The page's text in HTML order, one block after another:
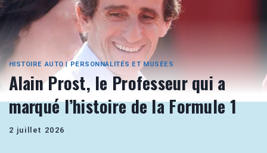
HISTOIRE AUTO | PERSONNALITÉS ET MUSÉES
Alain Prost, le Professeur qui a
marqué l’histoire de la Formule 1
2 juillet 2026